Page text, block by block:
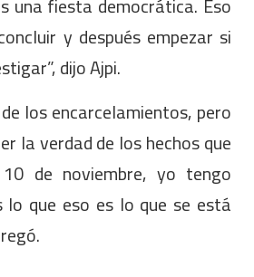
y después empezar si
dijo Ajpi.
los encarcelamientos, pero
la verdad de los hechos que
de noviembre, yo tengo
lo que eso es lo que se está